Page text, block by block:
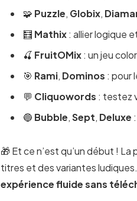
🧩 Puzzle, Globix,
🧮 Mathix: allier logique
🍒 FruitOMix: un jeu
🎯 Rami, Dominos : pour
💬 Cliquowords : testez
🔵 Bubble,Sept, Deluxe
🎁 Et ce n’est qu’un début !
titres et des variantes
expérience fluide sans